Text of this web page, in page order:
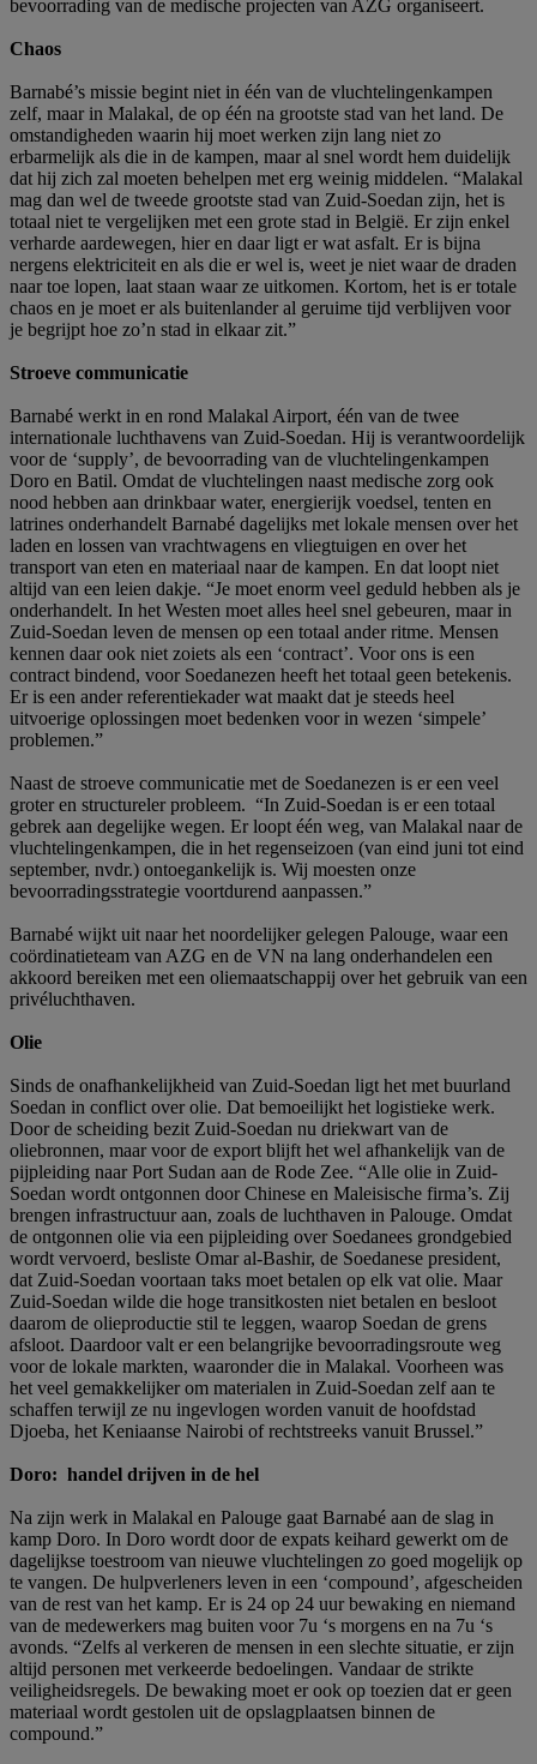
bevoorrading van de medische projecten van AZG organiseert.
Chaos
Barnabé’s missie begint niet in één van de vluchtelingenkampen
zelf, maar in Malakal, de op één na grootste stad van het land. De
omstandigheden waarin hij moet werken zijn lang niet zo
erbarmelijk als die in de kampen, maar al snel wordt hem duidelijk
dat hij zich zal moeten behelpen met erg weinig middelen. “Malakal
mag dan wel de tweede grootste stad van Zuid-Soedan zijn, het is
totaal niet te vergelijken met een grote stad in België. Er zijn enkel
verharde aardewegen, hier en daar ligt er wat asfalt. Er is bijna
nergens elektriciteit en als die er wel is, weet je niet waar de draden
naar toe lopen, laat staan waar ze uitkomen. Kortom, het is er totale
chaos en je moet er als buitenlander al geruime tijd verblijven voor
je begrijpt hoe zo’n stad in elkaar zit.”
Stroeve communicatie
Barnabé werkt in en rond Malakal Airport, één van de twee
internationale luchthavens van Zuid-Soedan. Hij is verantwoordelijk
voor de ‘supply’, de bevoorrading van de vluchtelingenkampen
Doro en Batil. Omdat de vluchtelingen naast medische zorg ook
nood hebben aan drinkbaar water, energierijk voedsel, tenten en
latrines onderhandelt Barnabé dagelijks met lokale mensen over het
laden en lossen van vrachtwagens en vliegtuigen en over het
transport van eten en materiaal naar de kampen. En dat loopt niet
altijd van een leien dakje. “Je moet enorm veel geduld hebben als je
onderhandelt. In het Westen moet alles heel snel gebeuren, maar in
Zuid-Soedan leven de mensen op een totaal ander ritme. Mensen
kennen daar ook niet zoiets als een ‘contract’. Voor ons is een
contract bindend, voor Soedanezen heeft het totaal geen betekenis.
Er is een ander referentiekader wat maakt dat je steeds heel
uitvoerige oplossingen moet bedenken voor in wezen ‘simpele’
problemen.”
Naast de stroeve communicatie met de Soedanezen is er een veel
groter en structureler probleem. “In Zuid-Soedan is er een totaal
gebrek aan degelijke wegen. Er loopt één weg, van Malakal naar de
vluchtelingenkampen, die in het regenseizoen (van eind juni tot eind
september, nvdr.) ontoegankelijk is. Wij moesten onze
bevoorradingsstrategie voortdurend aanpassen.”
Barnabé wijkt uit naar het noordelijker gelegen Palouge, waar een
coördinatieteam van AZG en de VN na lang onderhandelen een
akkoord bereiken met een oliemaatschappij over het gebruik van een
privéluchthaven.
Olie
Sinds de onafhankelijkheid van Zuid-Soedan ligt het met buurland
Soedan in conflict over olie. Dat bemoeilijkt het logistieke werk.
Door de scheiding bezit Zuid-Soedan nu driekwart van de
oliebronnen, maar voor de export blijft het wel afhankelijk van de
pijpleiding naar Port Sudan aan de Rode Zee. “Alle olie in Zuid-
Soedan wordt ontgonnen door Chinese en Maleisische firma’s. Zij
brengen infrastructuur aan, zoals de luchthaven in Palouge. Omdat
de ontgonnen olie via een pijpleiding over Soedanees grondgebied
wordt vervoerd, besliste Omar al-Bashir, de Soedanese president,
dat Zuid-Soedan voortaan taks moet betalen op elk vat olie. Maar
Zuid-Soedan wilde die hoge transitkosten niet betalen en besloot
daarom de olieproductie stil te leggen, waarop Soedan de grens
afsloot. Daardoor valt er een belangrijke bevoorradingsroute weg
voor de lokale markten, waaronder die in Malakal. Voorheen was
het veel gemakkelijker om materialen in Zuid-Soedan zelf aan te
schaffen terwijl ze nu ingevlogen worden vanuit de hoofdstad
Djoeba, het Keniaanse Nairobi of rechtstreeks vanuit Brussel.”
Doro: handel drijven in de hel
Na zijn werk in Malakal en Palouge gaat Barnabé aan de slag in
kamp Doro. In Doro wordt door de expats keihard gewerkt om de
dagelijkse toestroom van nieuwe vluchtelingen zo goed mogelijk op
te vangen. De hulpverleners leven in een ‘compound’, afgescheiden
van de rest van het kamp. Er is 24 op 24 uur bewaking en niemand
van de medewerkers mag buiten voor 7u ‘s morgens en na 7u ‘s
avonds. “Zelfs al verkeren de mensen in een slechte situatie, er zijn
altijd personen met verkeerde bedoelingen. Vandaar de strikte
veiligheidsregels. De bewaking moet er ook op toezien dat er geen
materiaal wordt gestolen uit de opslagplaatsen binnen de
compound.”